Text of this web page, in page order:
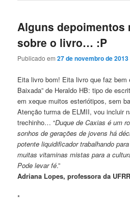
Alguns depoimentos
sobre o livro… :P
Publicado em27 de novembro de 2013
Eita livro bom! Eita livro que faz bem
Baixada” de Heraldo HB: tipo de
em xeque muitos esteriótipos, sem
Atenção turma de ELMII, vou incluir
trechinho… “Duque de Caxias é um
sonhos de gerações de jovens há
potente liquidificador trabalhando
muitas vitaminas mistas para a
Pode levar fé.”
Adriana Lopes, professora da
*